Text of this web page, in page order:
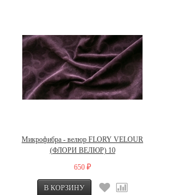
Микрофибра - велюр FLORY VELOUR
(ФЛОРИ ВЕЛЮР) 10
650 ₽